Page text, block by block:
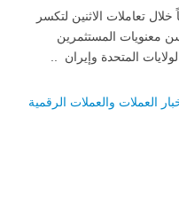
تعاملات الاثنين لتكسر
معنويات المستثمرين
المتحدة وإيران ..
العملات والعملات الرقمية